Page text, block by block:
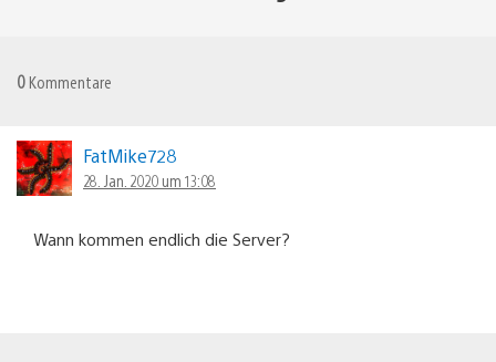
0 Kommentare
FatMike728
28. Jan. 2020 um 13:08
Wann kommen endlich die Server?